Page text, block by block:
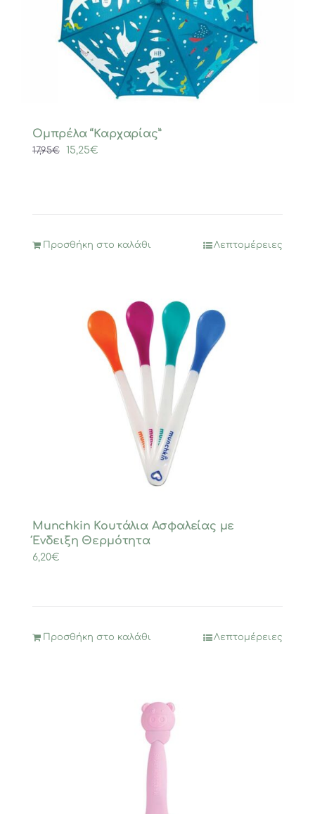
Ομπρέλα “Καρχαρίας”
17,95€
Original
15,25€
Προσθήκη στο καλάθι Λεπτομέρειες
Munchkin Κουτάλια Ασφαλείας με
Ένδειξη Θερμότητα
6,20€
Προσθήκη στο καλάθι Λεπτομέρειες